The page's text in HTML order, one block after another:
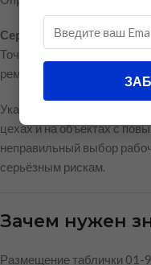
Сервисное
Точки, где допускается
ремонта.
Указание места
цехах и на объектах с
неправильный выбор
серьёзным рискам.
Зачем нужен
Размещение таблички 01-